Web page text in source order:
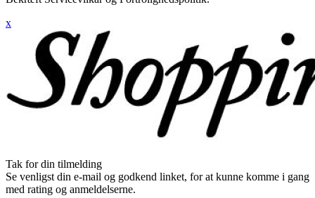
x
Tak for din tilmelding
Se venligst din e-mail og godkend linket, for at kunne komme i gang
med rating og anmeldelserne.